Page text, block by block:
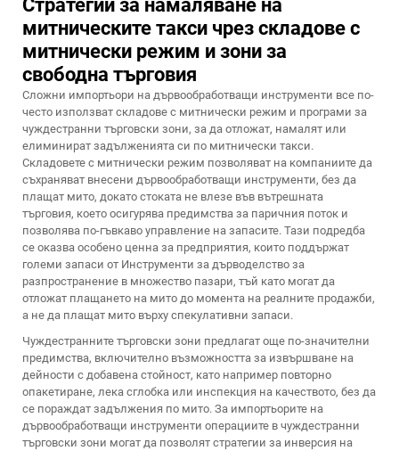
Стратегии за намаляване на
митническите такси чрез складове с
митнически режим и зони за
свободна търговия
Сложни импортьори на дървообработващи инструменти все по-
често използват складове с митнически режим и програми за
чуждестранни търговски зони, за да отложат, намалят или
елиминират задълженията си по митнически такси.
Складовете с митнически режим позволяват на компаниите да
съхраняват внесени дървообработващи инструменти, без да
плащат мито, докато стоката не влезе във вътрешната
търговия, което осигурява предимства за паричния поток и
позволява по-гъвкаво управление на запасите. Тази подредба
се оказва особено ценна за предприятия, които поддържат
големи запаси от Инструменти за дърводелство за
разпространение в множество пазари, тъй като могат да
отложат плащането на мито до момента на реалните продажби,
а не да плащат мито върху спекулативни запаси.
Чуждестранните търговски зони предлагат още по-значителни
предимства, включително възможността за извършване на
дейности с добавена стойност, като например повторно
опакетиране, лека сглобка или инспекция на качеството, без да
се пораждат задължения по мито. За импортьорите на
дървообработващи инструменти операциите в чуждестранни
търговски зони могат да позволят стратегии за инверсия на